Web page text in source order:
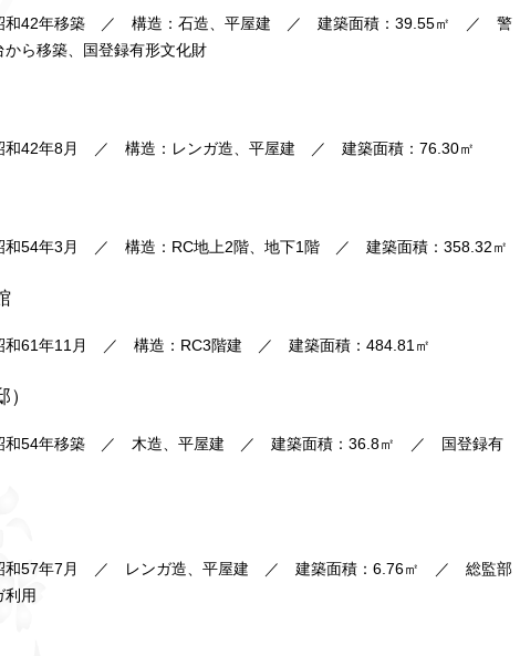
和42年移築 ／ 構造：石造、平屋建 ／ 建築面積：39.55㎡ ／ 警
から移築、国登録有形文化財
和42年8月 ／ 構造：レンガ造、平屋建 ／ 建築面積：76.30㎡
和54年3月 ／ 構造：RC地上2階、地下1階 ／ 建築面積：358.32㎡
和61年11月 ／ 構造：RC3階建 ／ 建築面積：484.81㎡
和54年移築 ／ 木造、平屋建 ／ 建築面積：36.8㎡ ／ 国登録有
和57年7月 ／ レンガ造、平屋建 ／ 建築面積：6.76㎡ ／ 総監部
利用